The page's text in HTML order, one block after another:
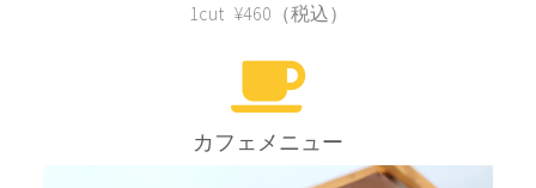
1cut ¥460（税込）
カフェメニュー